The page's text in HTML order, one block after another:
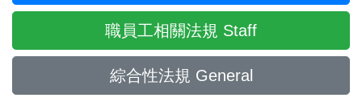
職員工相關法規 Staff
綜合性法規 General